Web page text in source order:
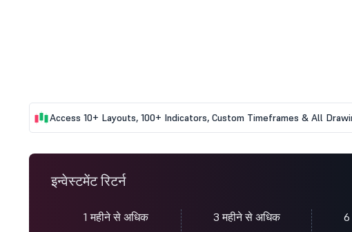
Access 10+ Layouts, 100+ Indicators, Custom Timeframes & All
इन्वेस्टमेंट रिटर्न
1 महीने से अधिक 3 महीने से अधिक 6